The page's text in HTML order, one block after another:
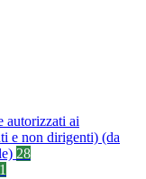
autorizzati ai
e non dirigenti) (da
28
1